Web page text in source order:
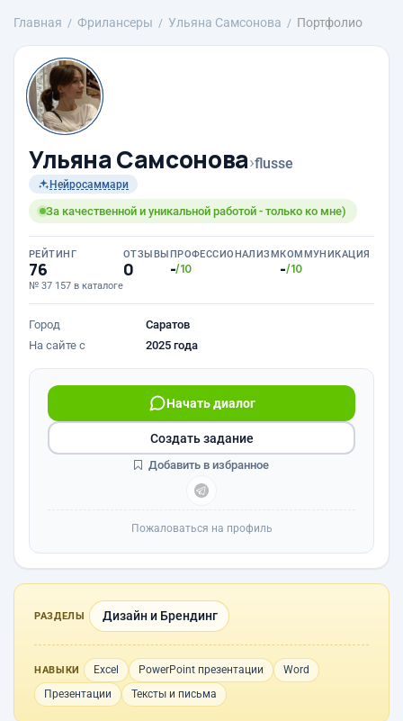
Главная Фрилансеры Ульяна Самсонова Портфолио
Ульяна Самсонова›flusse
Нейросаммари
За качественной и уникальной работой - только ко мне)
РЕЙТИНГ
76
№ 37 157 в каталоге
ОТЗЫВЫ
0
ПРОФЕССИОНАЛИЗМ
-/10
КОММУНИКАЦИЯ
-/10
Город
Саратов
На сайте с
2025 года
Начать диалог
Создать задание
Добавить в избранное
Пожаловаться на профиль
РАЗДЕЛЫ Дизайн и Брендинг
НАВЫКИ Excel PowerPoint презентации
Word
Презентации
Тексты и письма